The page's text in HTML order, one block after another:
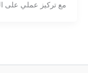
مع تركيز عملي على